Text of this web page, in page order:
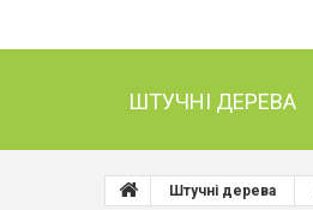
ШТУЧНІ ДЕРЕВА
Штучні дерева